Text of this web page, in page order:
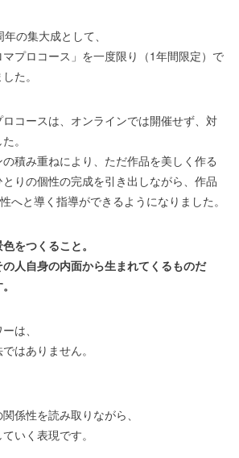
の集大成として、
マプロコース」を一度限り（1年間限定）で
た。
コースは、オンラインでは開催せず、対
。
積み重ねにより、ただ作品を美しく作る
りの個性の完成を引き出しながら、作品
へと導く指導ができるようになりました。
をつくること。
人自身の内面から生まれてくるものだ
は、
はありません。
係性を読み取りながら、
いく表現です。